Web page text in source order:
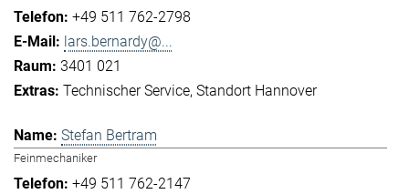
+49 511 762-2798
lars.bernardy@...
3401 021
Technischer Service Standort Hannover
Stefan Bertram
Feinmechaniker
+49 511 762-2147